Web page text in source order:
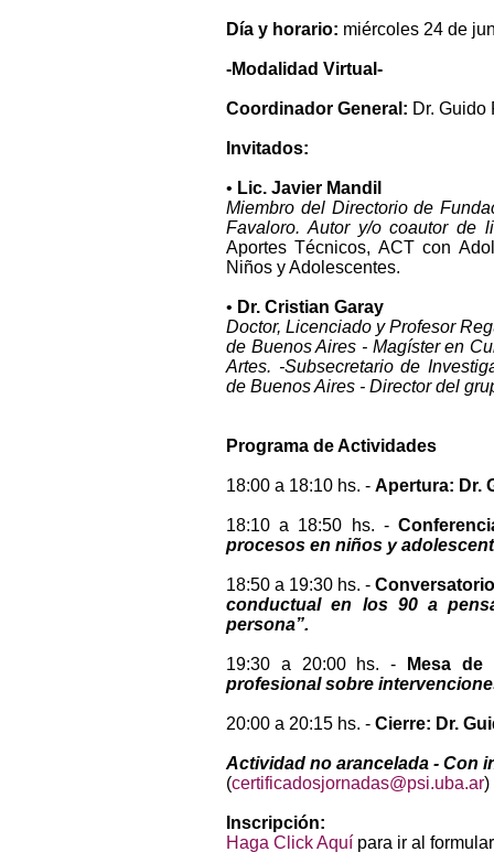
Día y horario: miércoles 24 de
-Modalidad Virtual-
Coordinador General: Dr. Guido
Invitados:
• Lic. Javier Mandil
Miembro del Directorio de
Favaloro. Autor y/o coautor de
Aportes Técnicos, ACT con
Niños y Adolescentes.
• Dr. Cristian Garay
Doctor, Licenciado y Profesor
de Buenos Aires - Magíster en
Artes. -Subsecretario de
de Buenos Aires - Director del
Programa de Actividades
18:00 a 18:10 hs. - Apertura: Dr.
18:10 a 18:50 hs. -
procesos en niños y
18:50 a 19:30 hs. -
conductual en los 90 a
persona”.
19:30 a 20:00 hs. -
Mesa
profesional sobre
20:00 a 20:15 hs. - Cierre: Dr.
Actividad no arancelada - Con
(certificadosjornadas@psi.uba.ar)
Inscripción:
Haga Click Aquí para ir al